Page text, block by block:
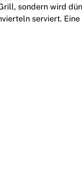
sondern wird
serviert.